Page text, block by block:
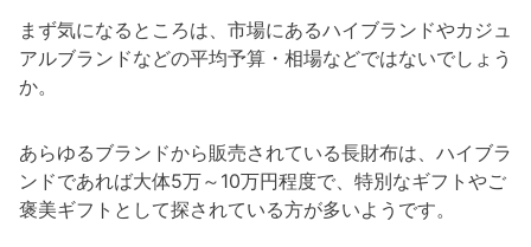
まず気になるところは、市場にあるハイブランドやカジュ
アルブランドなどの平均予算・相場などではないでしょう
か。
あらゆるブランドから販売されている長財布は、ハイブラ
ンドであれば大体5万～10万円程度で、特別なギフトやご
褒美ギフトとして探されている方が多いようです。